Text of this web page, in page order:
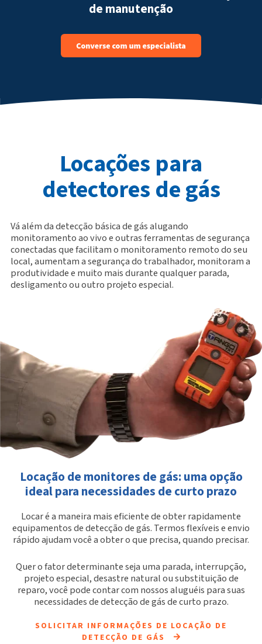
de manutenção
Locações para
detectores de gás
Vá além da detecção básica de gás alugando
monitoramento ao vivo e outras ferramentas de segurança
conectadas que facilitam o monitoramento remoto do seu
local, aumentam a segurança do trabalhador, monitoram a
produtividade e muito mais durante qualquer parada,
desligamento ou outro projeto especial.
Locação de monitores de gás: uma opção
ideal para necessidades de curto prazo
Locar é a maneira mais eficiente de obter rapidamente
equipamentos de detecção de gás. Termos flexíveis e envio
rápido ajudam você a obter o que precisa, quando precisar.
Quer o fator determinante seja uma parada, interrupção,
projeto especial, desastre natural ou substituição de
reparo, você pode contar com nossos aluguéis para suas
necessidades de detecção de gás de curto prazo.
SOLICITAR INFORMAÇÕES DE LOCAÇÃO DE
DETECÇÃO DE GÁS